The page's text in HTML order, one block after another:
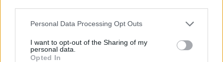
Personal Data Processing Opt Outs
I want to opt-out of the Sharing of my
personal data.
Opted In